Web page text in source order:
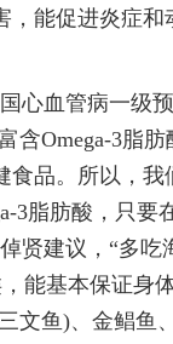
，能促进炎症和
血管病一级预
含Omega-3脂
食品。所以，我
3脂肪酸，只要
贤建议，“多吃
能基本保证身
文鱼)、金鲳鱼